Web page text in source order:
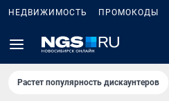
НЕДВИЖИМОСТЬ ПРОМОКОДЫ
Растет популярность дискаунтеров